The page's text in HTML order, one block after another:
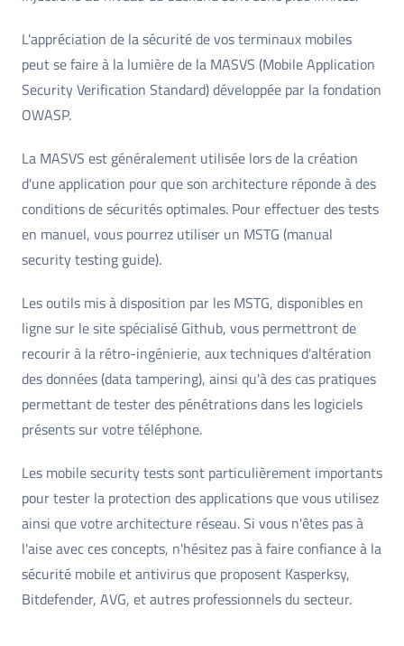
L'appréciation de la sécurité de vos terminaux mobiles
peut se faire à la lumière de la MASVS (Mobile Application
Security Verification Standard) développée par la fondation
OWASP.
La MASVS est généralement utilisée lors de la création
d'une application pour que son architecture réponde à des
conditions de sécurités optimales. Pour effectuer des tests
en manuel, vous pourrez utiliser un MSTG (manual
security testing guide).
Les outils mis à disposition par les MSTG, disponibles en
ligne sur le site spécialisé Github, vous permettront de
recourir à la rétro-ingénierie, aux techniques d'altération
des données (data tampering), ainsi qu'à des cas pratiques
permettant de tester des pénétrations dans les logiciels
présents sur votre téléphone.
Les mobile security tests sont particulièrement importants
pour tester la protection des applications que vous utilisez
ainsi que votre architecture réseau. Si vous n'êtes pas à
l'aise avec ces concepts, n'hésitez pas à faire confiance à la
sécurité mobile et antivirus que proposent Kasperksy,
Bitdefender, AVG, et autres professionnels du secteur.